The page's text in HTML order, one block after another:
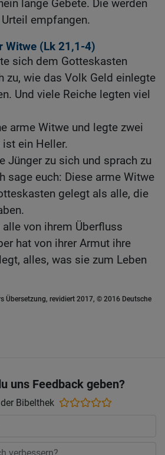
lange Gebete. Die werden
empfangen.
Witwe (Lk 21,1-4)
sich dem Gotteskasten
zu, wie das Volk Geld einlegte
Und viele Reiche legten viel
arme Witwe und legte zwei
ist ein Heller.
Jünger zu sich und sprach zu
sage euch: Diese arme Witwe
gelegt als alle, die
alle von ihrem Überfluss
hat von ihrer Armut ihre
alles, was sie zum Leben
Übersetzung, revidiert 2017, © 2016 Deutsche
uns Feedback geben?
Bibelthek